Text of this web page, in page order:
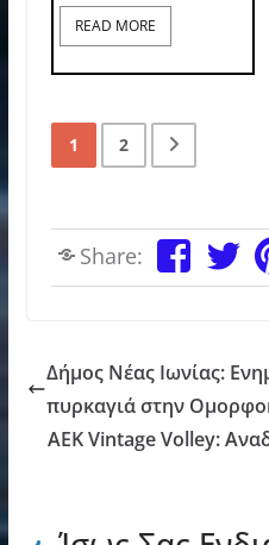
READ MORE
1 2
Share:
Δήμος Νέας Ιωνίας:
πυρκαγιά στην
ΑΕΚ Vintage Volley: